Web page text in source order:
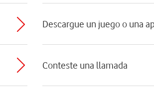
Descargue un juego o una
Conteste una llamada